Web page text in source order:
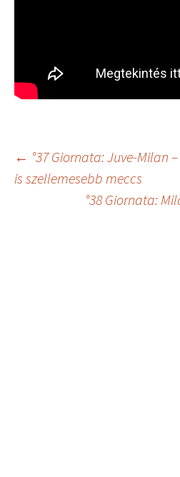
Bejegyzés
navigáció
← °37 Giornata: Juve-Milan
is szellemesebb meccs
°38 Giornata: